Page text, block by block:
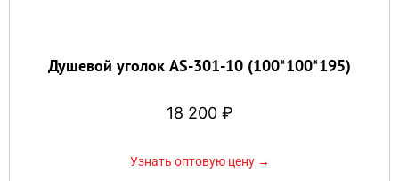
Душевой уголок AS-301-10 (100*100*195)
18 200 ₽
Узнать оптовую цену →